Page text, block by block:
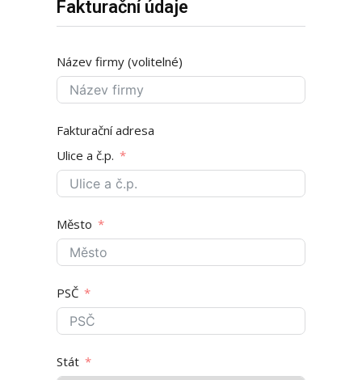
Fakturační údaje
Název firmy (volitelné)
Fakturační adresa
Ulice a č.p.
Město
PSČ
Stát